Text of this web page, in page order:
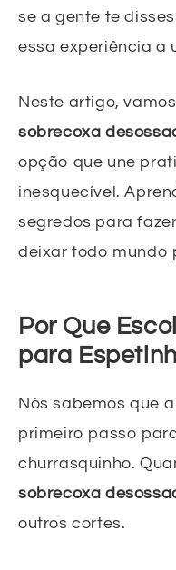
se a gente te
essa experiência a
Neste artigo,
sobrecoxa
opção que une
inesquecível.
segredos para
deixar todo mundo
Por Que
para
Nós sabemos que
primeiro passo
churrasquinho.
sobrecoxa
outros cortes.